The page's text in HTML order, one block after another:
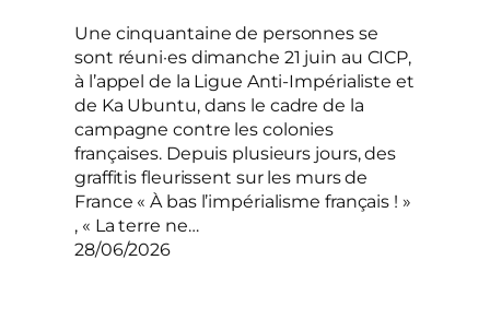
Une cinquantaine de personnes se
sont réuni·es dimanche 21 juin au CICP,
à l’appel de la Ligue Anti-Impérialiste et
de Ka Ubuntu, dans le cadre de la
campagne contre les colonies
françaises. Depuis plusieurs jours, des
graffitis fleurissent sur les murs de
France « À bas l’impérialisme français ! »
, « La terre ne…
28/06/2026